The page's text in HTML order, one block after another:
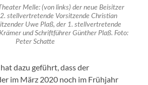
Melle: (von links) der neue Beisitzer
stellvertretende Vorsitzende Christian
Uwe Plaß, der 1. stellvertretende
und Schriftführer Günther Plaß. Foto:
Peter Schatte
dazu geführt, dass der
im März 2020 noch im Frühjahr